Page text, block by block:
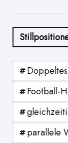
Football-
parallele